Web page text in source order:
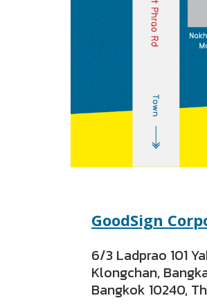
GoodSign
6/3 Ladprao 101
Klongchan,
Bangkok 10240,